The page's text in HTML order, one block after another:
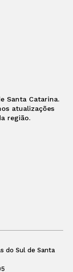
Santa Catarina.
atualizações
região.
do Sul de Santa